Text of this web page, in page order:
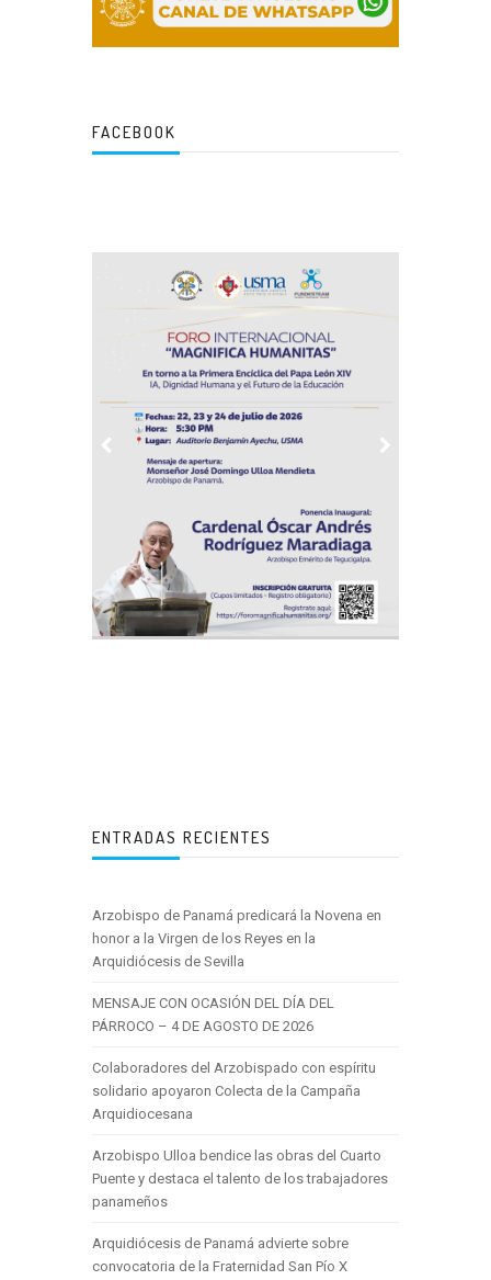
FACEBOOK
ENTRADAS RECIENTES
Arzobispo de Panamá predicará la Novena en
honor a la Virgen de los Reyes en la
Arquidiócesis de Sevilla
MENSAJE CON OCASIÓN DEL DÍA DEL
PÁRROCO – 4 DE AGOSTO DE 2026
Colaboradores del Arzobispado con espíritu
solidario apoyaron Colecta de la Campaña
Arquidiocesana
Arzobispo Ulloa bendice las obras del Cuarto
Puente y destaca el talento de los trabajadores
panameños
Arquidiócesis de Panamá advierte sobre
convocatoria de la Fraternidad San Pío X